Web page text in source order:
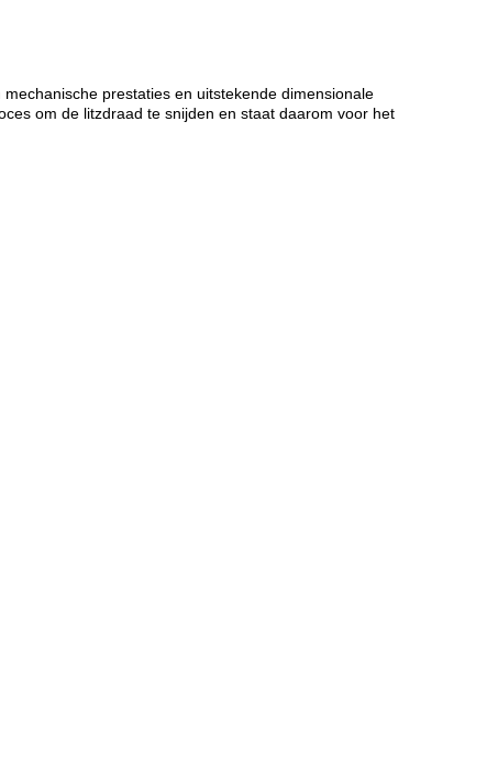
prestaties en uitstekende dimensionale
om de litzdraad te snijden en staat daarom voor het